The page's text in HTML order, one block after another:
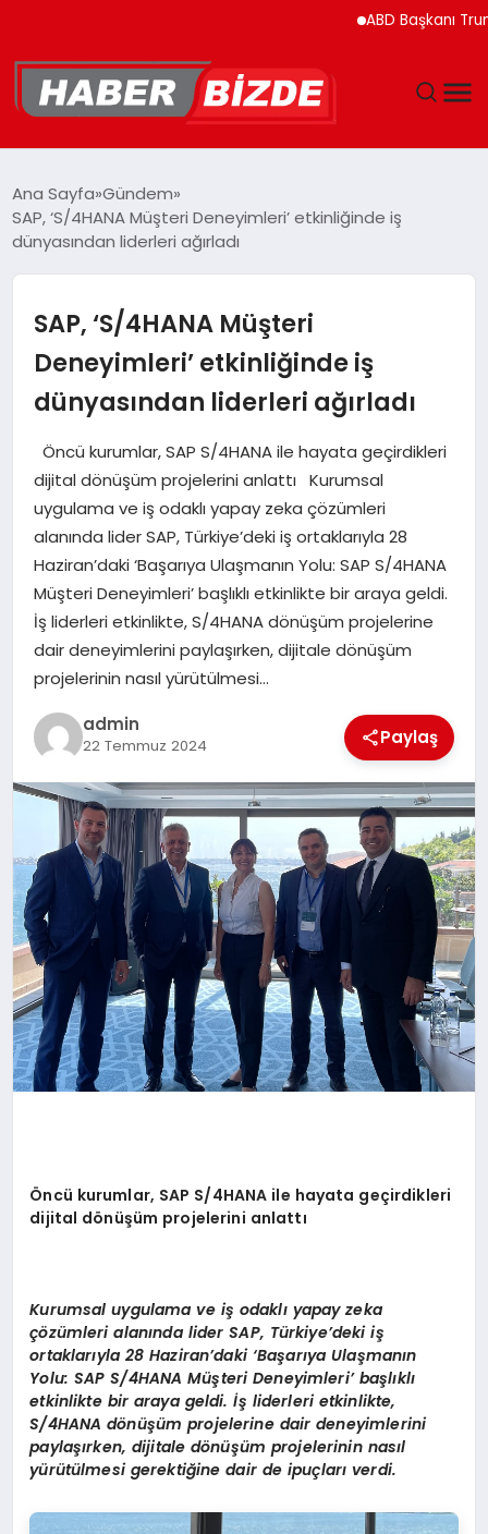
ABD Başkanı Trump’ın
YAŞAM
MAGAZIN
SPOR
TEKNOLOJI
Ana Sayfa Gündem
SAP, ‘S/4HANA Müşteri Deneyimleri’ etkinliğinde iş
dünyasından liderleri ağırladı
SAP, ‘S/4HANA Müşteri
Deneyimleri’ etkinliğinde iş
dünyasından liderleri ağırladı
Öncü kurumlar, SAP S/4HANA ile hayata geçirdikleri
dijital dönüşüm projelerini anlattı Kurumsal
uygulama ve iş odaklı yapay zeka çözümleri
alanında lider SAP, Türkiye’deki iş ortaklarıyla 28
Haziran’daki ‘Başarıya Ulaşmanın Yolu: SAP S/4HANA
Müşteri Deneyimleri’ başlıklı etkinlikte bir araya geldi.
İş liderleri etkinlikte, S/4HANA dönüşüm projelerine
dair deneyimlerini paylaşırken, dijitale dönüşüm
projelerinin nasıl yürütülmesi…
admin
22 Temmuz 2024 Paylaş
Öncü kurumlar, SAP S/4HANA ile hayata geçirdikleri
dijital dönüşüm projelerini anlattı
Kurumsal uygulama ve iş odaklı yapay zeka
çözümleri alanında lider SAP, Türkiye’deki iş
ortaklarıyla 28 Haziran’daki ‘Başarıya Ulaşmanın
Yolu: SAP S/4HANA Müşteri Deneyimleri’ başlıklı
etkinlikte bir araya geldi. İş liderleri etkinlikte,
S/4HANA dönüşüm projelerine dair deneyimlerini
paylaşırken, dijitale dönüşüm projelerinin nasıl
yürütülmesi gerektiğine dair de ipuçları verdi.